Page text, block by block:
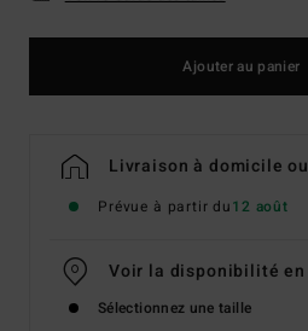
Ajouter au panier
Livraison à domicile
Prévue à partir du12 août
Voir la disponibilité en
Sélectionnez une taille